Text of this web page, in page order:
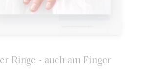
Ringe - auch am Finger